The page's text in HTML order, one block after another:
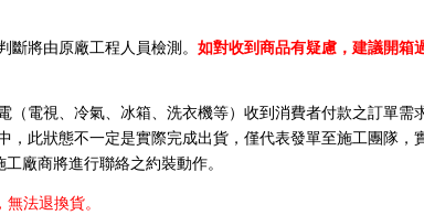
將由原廠工程人員檢測。 如對收到商品有疑慮，建議開箱
電視、冷氣、冰箱、洗衣機等）收到消費者付款之訂單需
，此狀態不一定是實際完成出貨，僅代表發單至施工團隊，
廠商將進行聯絡之約裝動作。
法退換貨。